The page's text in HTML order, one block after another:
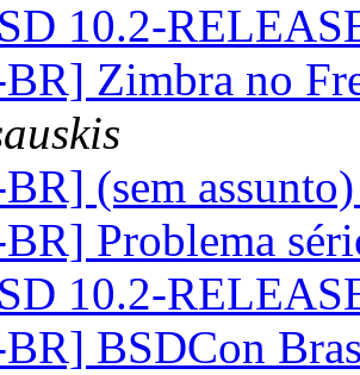
10.2-
Zimbra no
(sem
Problema
10.2-
BSDCon